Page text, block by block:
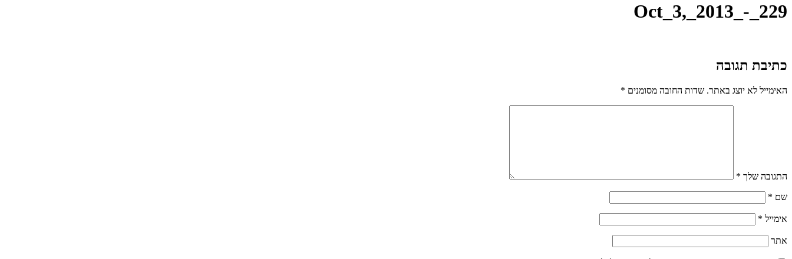
Oct_3,_2013_-_229
כתיבת תגובה
האימייל לא יוצג באתר. שדות החובה מסומנים *
התגובה שלך *
שם *
אימייל *
אתר